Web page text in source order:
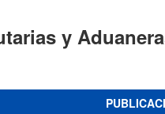
y